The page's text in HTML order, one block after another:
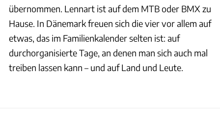
übernommen. Lennart ist auf dem MTB oder BMX zu
Hause. In Dänemark freuen sich die vier vor allem auf
etwas, das im Familienkalender selten ist: auf
durchorganisierte Tage, an denen man sich auch mal
treiben lassen kann – und auf Land und Leute.